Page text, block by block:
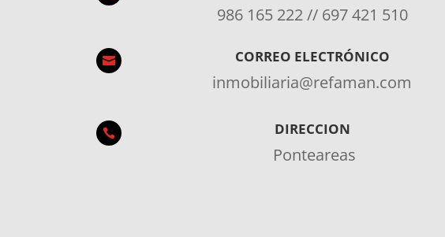
986 165 222 // 697 421 510
 CORREO ELECTRÓNICO
inmobiliaria@refaman.com
 DIRECCION
Ponteareas